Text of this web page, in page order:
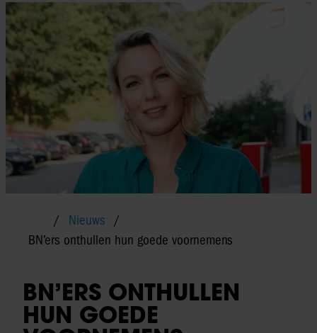
Nieuws
BN’ers onthullen hun goede voornemens
BN’ERS ONTHULLEN
HUN GOEDE